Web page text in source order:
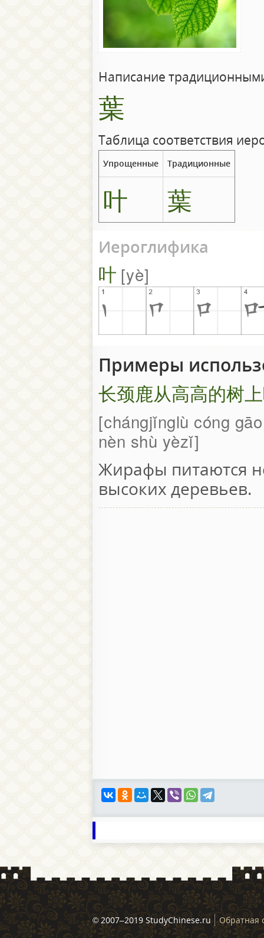
Написание
葉
Таблица соответствия
Упрощенные Традиционные
叶 葉
Иероглифика
叶 yè
Примеры
长颈鹿从高高的树
сhángjǐnglù cóng
nèn shù yèzǐ
Жирафы питаются
высоких деревьев.
© 2007–2019 StudyChinese.ru Обратная